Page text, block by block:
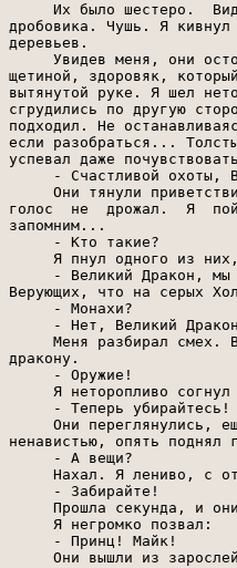
Их было шестеро.
дробовика. Чушь. Я
деревьев.
Увидев меня, они
щетиной, здоровяк,
вытянутой руке. Я шел
сгрудились по другую
подходил. Не
если разобраться...
успевал даже
- Счастливой охоты,
Они тянули
голос  не  дрожал.  Я
запомним...
     - Кто такие?
Я пнул одного из
- Великий Дракон,
Верующих, что на серых
     - Монахи?
- Нет, Великий
Меня разбирал смех.
дракону.
     - Оружие!
Я неторопливо согнул
     - Теперь убирайтесь!
Они переглянулись,
ненавистью, опять поднял
     - А вещи?
Нахал. Я лениво, с
     - Забирайте!
Прошла секунда, и
     Я негромко позвал:
     - Принц! Майк!
Они вышли из